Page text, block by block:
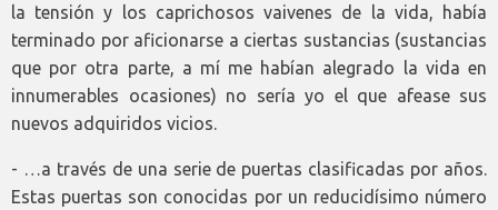
la tensión y los caprichosos vaivenes de la vida, había
terminado por aficionarse a ciertas sustancias (sustancias
que por otra parte, a mí me habían alegrado la vida en
innumerables ocasiones) no sería yo el que afease sus
nuevos adquiridos vicios.
- …a través de una serie de puertas clasificadas por años.
Estas puertas son conocidas por un reducidísimo número